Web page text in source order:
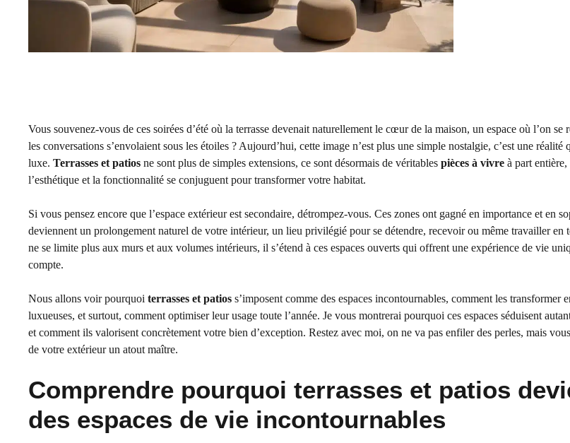
Vous souvenez-vous de ces soirées d’été où la terrasse devenait naturellement le cœur de la maison, un espace où l’on se
les conversations s’envolaient sous les étoiles ? Aujourd’hui, cette image n’est plus une simple nostalgie, c’est une réalité
luxe. Terrasses et patios ne sont plus de simples extensions, ce sont désormais de véritables pièces à vivre à part
l’esthétique et la fonctionnalité se conjuguent pour transformer votre habitat.
Si vous pensez encore que l’espace extérieur est secondaire, détrompez-vous. Ces zones ont gagné en importance et en
deviennent un prolongement naturel de votre intérieur, un lieu privilégié pour se détendre, recevoir ou même travailler en
ne se limite plus aux murs et aux volumes intérieurs, il s’étend à ces espaces ouverts qui offrent une expérience de vie
compte.
Nous allons voir pourquoi terrasses et patios s’imposent comme des espaces incontournables, comment les transformer
luxueuses, et surtout, comment optimiser leur usage toute l’année. Je vous montrerai pourquoi ces espaces séduisent
et comment ils valorisent concrètement votre bien d’exception. Restez avec moi, on ne va pas enfiler des perles, mais
de votre extérieur un atout maître.
Comprendre pourquoi terrasses et patios
des espaces de vie incontournables